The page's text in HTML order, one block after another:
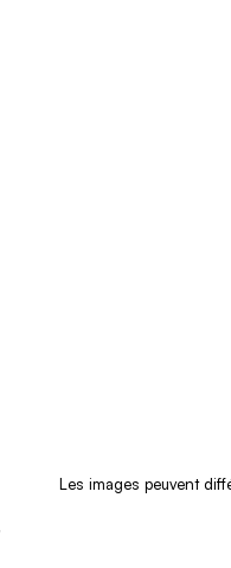
Les images peuvent